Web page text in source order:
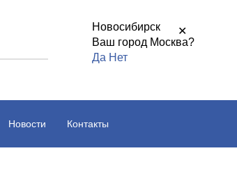
Новосибирск
✕
Ваш город Москва?
Да Нет
Новости Контакты